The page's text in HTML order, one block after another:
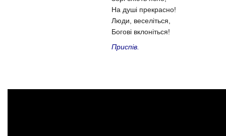
На душі прекрасно!
Люди, веселіться,
Богові вклоніться!
Приспів.